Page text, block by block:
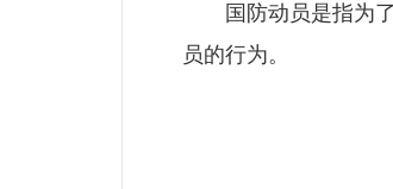
国防动员是指为了
员的行为。